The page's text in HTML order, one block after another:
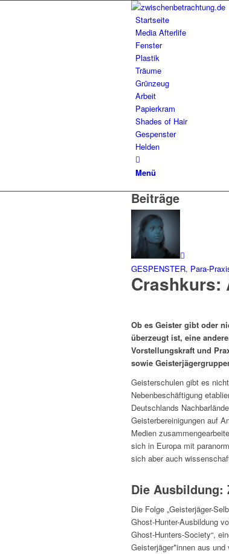
Startseite
Media Afterlife
Fenster
Plastik
Träume
Grünzeug
Arbeit
Papierkram
Shades of Hair
Gespenster
Helden
Menü
Beiträge
GESPENSTER, Para-
Crashkurs:
Ob es Geister gibt oder
überzeugt ist, eine
Vorstellungskraft und
sowie
Geisterschulen gibt es
Nebenbeschäftigung
Deutschlands
Geisterbereinigungen auf
Medien
sich in Europa mit
sich aber auch
Die Ausbildung:
Die Folge „Geisterjäger-
Ghost-Hunter-Ausbildung
Ghost-Hunters-Society“,
Geisterjäger*innen aus